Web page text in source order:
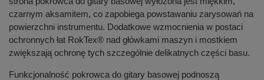
czarnym aksamitem, co zapobiega powstawaniu zarysowań na
powierzchni instrumentu. Dodatkowe wzmocnienia w postaci
ochronnych łat RokTex® nad główkami maszyn i mostkiem
zwiększają ochronę tych szczególnie delikatnych części basu.
Funkcjonalność pokrowca do gitary basowej podnoszą